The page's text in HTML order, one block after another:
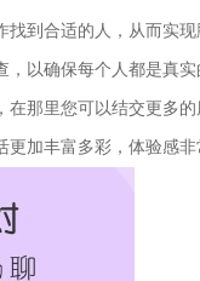
到合适的人，从而实现
以确保每个人都是真实
那里您可以结交更多的
加丰富多彩，体验感非